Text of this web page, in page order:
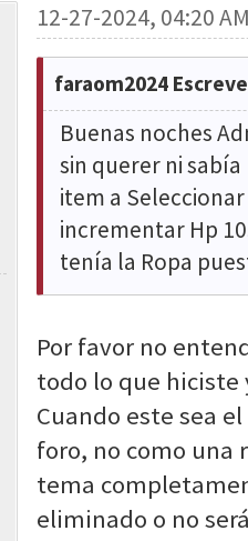
12-27-2024, 04:20
faraom2024
Buenas noches
sin querer ni
item a
incrementar Hp
tenía la Ropa
Por favor no
todo lo que hiciste
Cuando este sea
foro, no como una
tema
eliminado o no